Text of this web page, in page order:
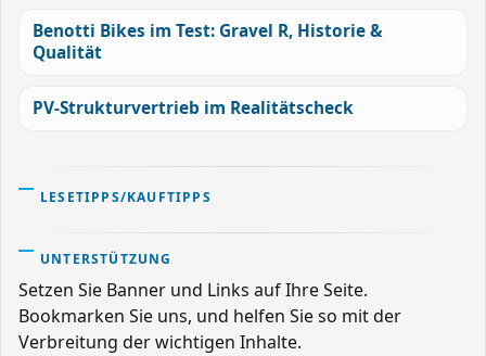
Benotti Bikes im Test: Gravel R, Historie &
Qualität
PV-Strukturvertrieb im Realitätscheck
LESETIPPS/KAUFTIPPS
UNTERSTÜTZUNG
Setzen Sie Banner und Links auf Ihre Seite.
Bookmarken Sie uns, und helfen Sie so mit der
Verbreitung der wichtigen Inhalte.